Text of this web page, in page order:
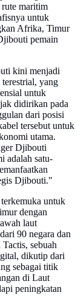
maritim
untuk
Afrika, Timur
pemain
kini menjadi
yang
untuk
didirikan pada
dari posisi
tersebut untuk
utama.
Djibouti
adalah satu-
Djibouti."
untuk
dengan
laut
90 negara dan
sebuah
dikutip dari
sebagai titik
di Laut
peningkatan